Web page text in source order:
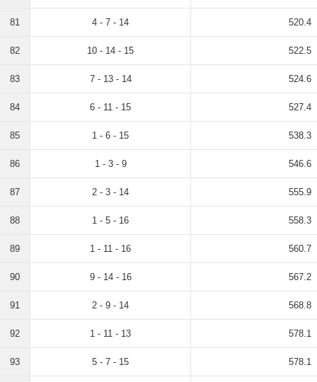
81 4 - 7 - 14 520.4
82 10 - 14 - 15 522.5
83 7 - 13 - 14 524.6
84 6 - 11 - 15 527.4
85 1 - 6 - 15 538.3
86 1 - 3 - 9 546.6
87 2 - 3 - 14 555.9
88 1 - 5 - 16 558.3
89 1 - 11 - 16 560.7
90 9 - 14 - 16 567.2
91 2 - 9 - 14 568.8
92 1 - 11 - 13 578.1
93 5 - 7 - 15 578.1